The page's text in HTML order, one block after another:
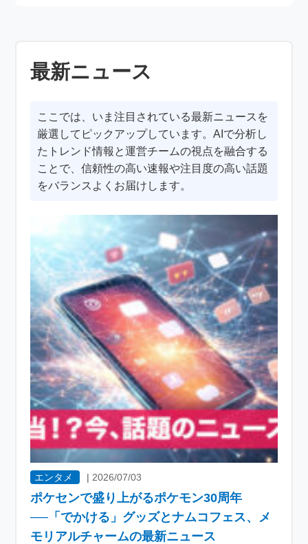
最新ニュース
ここでは、いま注目されている最新ニュースを
厳選してピックアップしています。AIで分析し
たトレンド情報と運営チームの視点を融合する
ことで、信頼性の高い速報や注目度の高い話題
をバランスよくお届けします。
エンタメ | 2026/07/03
ポケセンで盛り上がるポケモン30周年
──「でかける」グッズとナムコフェス、メ
モリアルチャームの最新ニュース